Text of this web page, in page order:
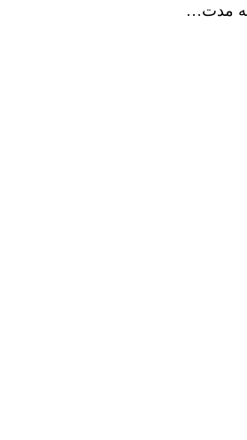
به مدت…